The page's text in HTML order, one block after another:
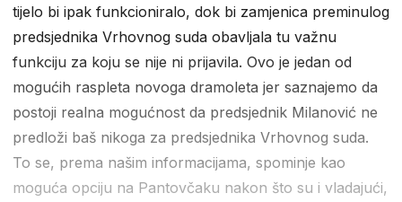
tijelo bi ipak funkcioniralo, dok bi zamjenica preminulog
predsjednika Vrhovnog suda obavljala tu važnu
funkciju za koju se nije ni prijavila. Ovo je jedan od
mogućih raspleta novoga dramoleta jer saznajemo da
postoji realna mogućnost da predsjednik Milanović ne
predloži baš nikoga za predsjednika Vrhovnog suda.
To se, prema našim informacijama, spominje kao
moguća opciju na Pantovčaku nakon što su i vladajući,